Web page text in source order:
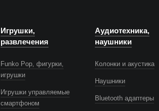
Игрушки,
развлечения
Funko Pop, фигурки,
игрушки
Игрушки управляемые
смартфоном
Аудиотехника,
наушники
Колонки и акустика
Наушники
Bluetooth адаптеры